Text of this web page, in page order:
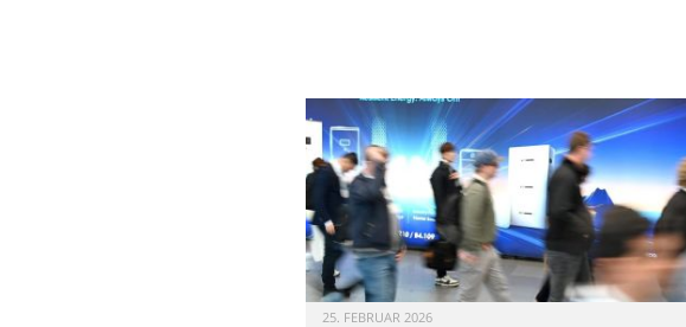
25. FEBRUAR 2026